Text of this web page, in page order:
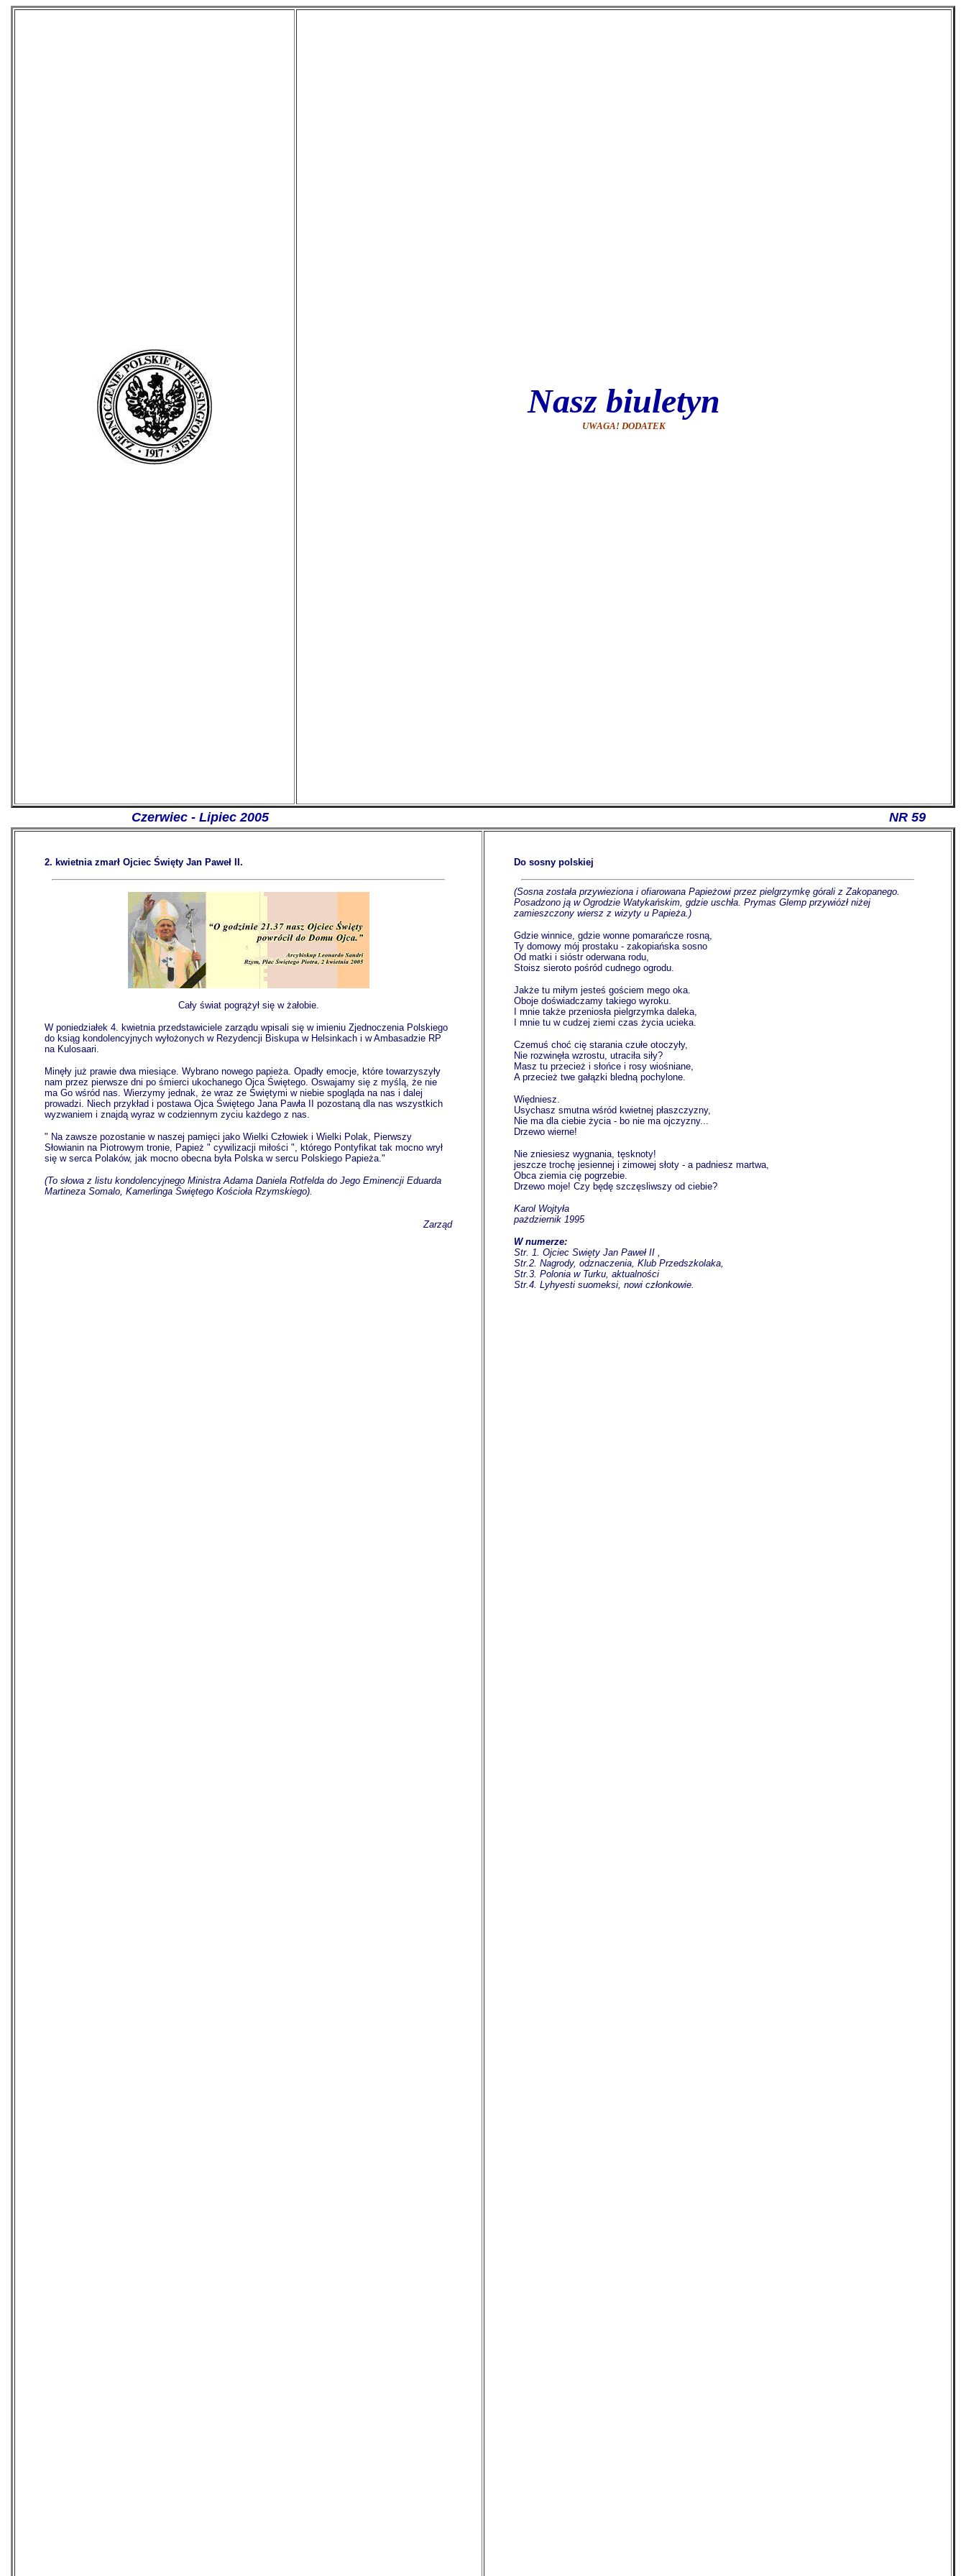
Nasz biuletyn
UWAGA! DODATEK
Czerwiec - Lipiec 2005 NR 59
2. kwietnia zmarł Ojciec Święty Jan Paweł II.
Cały świat pogrążył się w żałobie.
W poniedziałek 4. kwietnia przedstawiciele zarządu wpisali się w imieniu Zjednoczenia Polskiego
do ksiąg kondolencyjnych wyłożonych w Rezydencji Biskupa w Helsinkach i w Ambasadzie RP
na Kulosaari.
Minęły już prawie dwa miesiące. Wybrano nowego papieża. Opadły emocje, które towarzyszyły
nam przez pierwsze dni po śmierci ukochanego Ojca Świętego. Oswajamy się z myślą, że nie
ma Go wśród nas. Wierzymy jednak, że wraz ze Świętymi w niebie spogląda na nas i dalej
prowadzi. Niech przykład i postawa Ojca Świętego Jana Pawła II pozostaną dla nas wszystkich
wyzwaniem i znajdą wyraz w codziennym zyciu każdego z nas.
" Na zawsze pozostanie w naszej pamięci jako Wielki Człowiek i Wielki Polak, Pierwszy
Słowianin na Piotrowym tronie, Papież " cywilizacji miłości ", którego Pontyfikat tak mocno wrył
się w serca Polaków, jak mocno obecna była Polska w sercu Polskiego Papieża."
(To słowa z listu kondolencyjnego Ministra Adama Daniela Rotfelda do Jego Eminencji Eduarda
Martineza Somalo, Kamerlinga Świętego Kościoła Rzymskiego).
Zarząd
Do sosny polskiej
(Sosna została przywieziona i ofiarowana Papieżowi przez pielgrzymkę górali z Zakopanego.
Posadzono ją w Ogrodzie Watykańskim, gdzie uschła. Prymas Glemp przywiózł niżej
zamieszczony wiersz z wizyty u Papieża.)
Gdzie winnice, gdzie wonne pomarańcze rosną,
Ty domowy mój prostaku - zakopiańska sosno
Od matki i sióstr oderwana rodu,
Stoisz sieroto pośród cudnego ogrodu.
Jakże tu miłym jesteś gościem mego oka.
Oboje doświadczamy takiego wyroku.
I mnie także przeniosła pielgrzymka daleka,
I mnie tu w cudzej ziemi czas życia ucieka.
Czemuś choć cię starania czułe otoczyły,
Nie rozwinęła wzrostu, utraciła siły?
Masz tu przecież i słońce i rosy wiośniane,
A przecież twe gałązki bledną pochylone.
Więdniesz.
Usychasz smutna wśród kwietnej płaszczyzny,
Nie ma dla ciebie życia - bo nie ma ojczyzny...
Drzewo wierne!
Nie zniesiesz wygnania, tęsknoty!
jeszcze trochę jesiennej i zimowej słoty - a padniesz martwa,
Obca ziemia cię pogrzebie.
Drzewo moje! Czy będę szczęsliwszy od ciebie?
Karol Wojtyła
pażdziernik 1995
W numerze:
Str. 1. Ojciec Swięty Jan Paweł II ,
Str.2. Nagrody, odznaczenia, Klub Przedszkolaka,
Str.3. Polonia w Turku, aktualności
Str.4. Lyhyesti suomeksi, nowi członkowie.